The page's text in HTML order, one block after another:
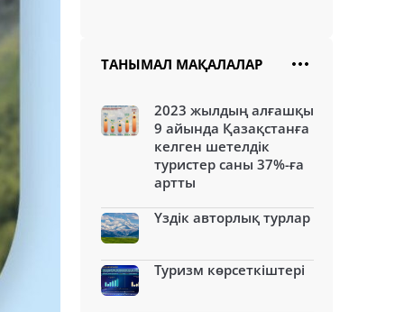
ТАНЫМАЛ МАҚАЛАЛАР
2023 жылдың алғашқы
9 айында Қазақстанға
келген шетелдік
туристер саны 37%-ға
артты
Үздік авторлық турлар
Туризм көрсеткіштері